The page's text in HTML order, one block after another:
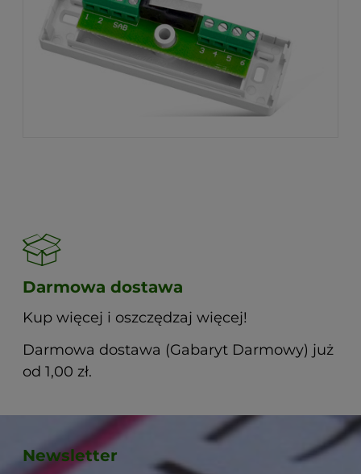
Darmowa dostawa
Kup więcej i oszczędzaj więcej!
Darmowa dostawa (Gabaryt Darmowy) już
od 1,00 zł.
Newsletter